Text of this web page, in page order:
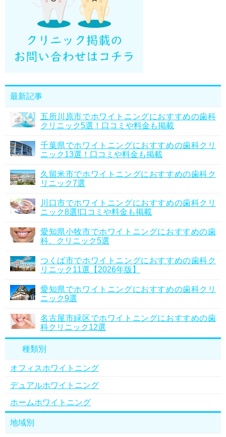
最新記事
五所川原市でホワイトニングにおすすめの歯科
クリニック5選！口コミや料金も掲載
千葉県でホワイトニングにおすすめの歯科クリ
ニック13選！口コミや料金も掲載
久留米市でホワイトニングにおすすめの歯科ク
リニック7選
川口市でホワイトニングにおすすめの歯科クリ
ニック8選!口コミや料金も掲載
愛知県小牧市でホワイトニングにおすすめの歯
科、クリニック5選
つくば市でホワイトニングにおすすめの歯科ク
リニック11選【2026年版】
愛知県でホワイトニングにおすすめの歯科クリ
ニック9選
名古屋市緑区でホワイトニングにおすすめの歯
科クリニック12選
種類別
オフィスホワイトニング
デュアルホワイトニング
ホームホワイトニング
地域別